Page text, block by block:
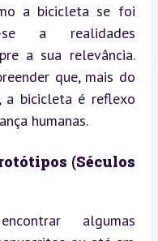
a bicicleta se foi
se a realidades
a sua relevância.
que, mais do
a bicicleta é reflexo
humanas.
(Séculos
algumas